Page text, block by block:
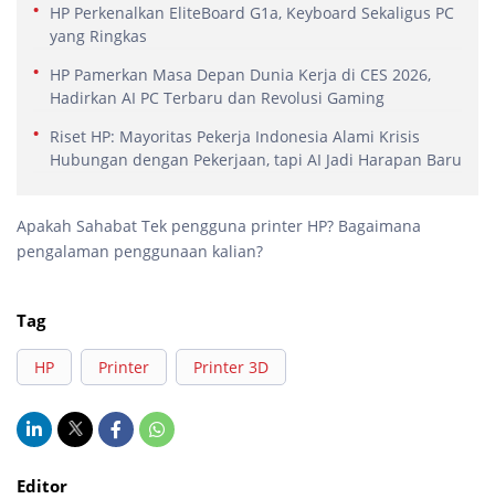
HP Perkenalkan EliteBoard G1a, Keyboard Sekaligus PC
yang Ringkas
HP Pamerkan Masa Depan Dunia Kerja di CES 2026,
Hadirkan AI PC Terbaru dan Revolusi Gaming
Riset HP: Mayoritas Pekerja Indonesia Alami Krisis
Hubungan dengan Pekerjaan, tapi AI Jadi Harapan Baru
Apakah Sahabat Tek pengguna printer HP? Bagaimana
pengalaman penggunaan kalian?
Tag
HP Printer Printer 3D
Editor